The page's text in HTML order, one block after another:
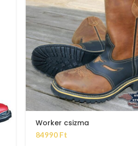
Worker csizma
84990 Ft